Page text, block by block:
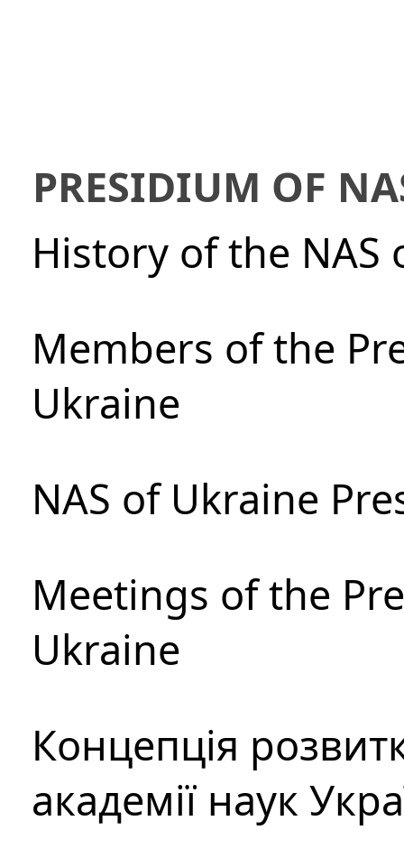
PRESIDIUM OF
History of the NAS
Members of the
Ukraine
NAS of Ukraine
Meetings of the
Ukraine
Концепція
академії наук